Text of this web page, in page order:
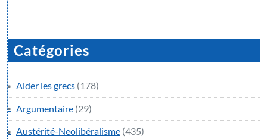
Catégories
Aider les grecs (178)
Argumentaire (29)
Austérité-Neolibéralisme (435)